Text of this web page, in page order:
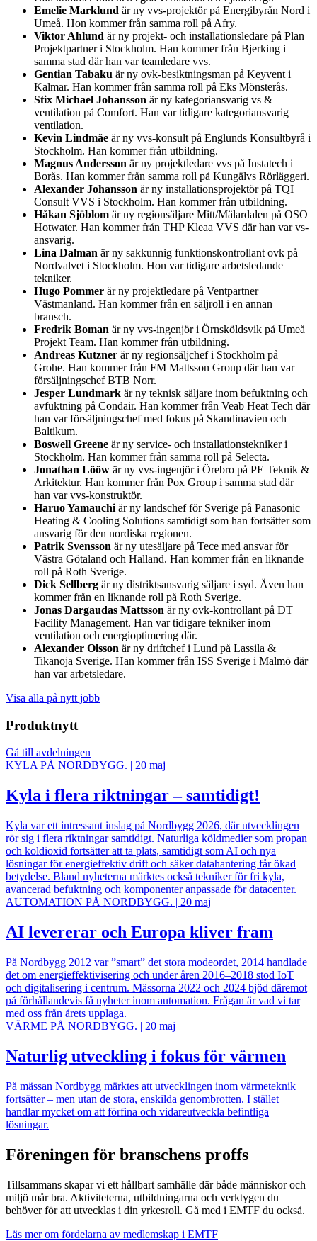
Emelie Marklund är ny vvs-projektör på Energibyrån Nord i
Umeå. Hon kommer från samma roll på Afry.
Viktor Ahlund är ny projekt- och installationsledare på Plan
Projektpartner i Stockholm. Han kommer från Bjerking i
samma stad där han var teamledare vvs.
Gentian Tabaku är ny ovk-besiktningsman på Keyvent i
Kalmar. Han kommer från samma roll på Eks Mönsterås.
Stix Michael Johansson är ny kategoriansvarig vs &
ventilation på Comfort. Han var tidigare kategoriansvarig
ventilation.
Kevin Lindmäe är ny vvs-konsult på Englunds Konsultbyrå i
Stockholm. Han kommer från utbildning.
Magnus Andersson är ny projektledare vvs på Instatech i
Borås. Han kommer från samma roll på Kungälvs Rörläggeri.
Alexander Johansson är ny installationsprojektör på TQI
Consult VVS i Stockholm. Han kommer från utbildning.
Håkan Sjöblom är ny regionsäljare Mitt/Mälardalen på OSO
Hotwater. Han kommer från THP Kleaa VVS där han var vs-
ansvarig.
Lina Dalman är ny sakkunnig funktionskontrollant ovk på
Nordvalvet i Stockholm. Hon var tidigare arbetsledande
tekniker.
Hugo Pommer är ny projektledare på Ventpartner
Västmanland. Han kommer från en säljroll i en annan
bransch.
Fredrik Boman är ny vvs-ingenjör i Örnsköldsvik på Umeå
Projekt Team. Han kommer från utbildning.
Andreas Kutzner är ny regionsäljchef i Stockholm på
Grohe. Han kommer från FM Mattsson Group där han var
försäljningschef BTB Norr.
Jesper Lundmark är ny teknisk säljare inom befuktning och
avfuktning på Condair. Han kommer från Veab Heat Tech där
han var försäljningschef med fokus på Skandinavien och
Baltikum.
Boswell Greene är ny service- och installationstekniker i
Stockholm. Han kommer från samma roll på Selecta.
Jonathan Lööw är ny vvs-ingenjör i Örebro på PE Teknik &
Arkitektur. Han kommer från Pox Group i samma stad där
han var vvs-konstruktör.
Haruo Yamauchi är ny landschef för Sverige på Panasonic
Heating & Cooling Solutions samtidigt som han fortsätter som
ansvarig för den nordiska regionen.
Patrik Svensson är ny utesäljare på Tece med ansvar för
Västra Götaland och Halland. Han kommer från en liknande
roll på Roth Sverige.
Dick Sellberg är ny distriktsansvarig säljare i syd. Även han
kommer från en liknande roll på Roth Sverige.
Jonas Dargaudas Mattsson är ny ovk-kontrollant på DT
Facility Management. Han var tidigare tekniker inom
ventilation och energioptimering där.
Alexander Olsson är ny driftchef i Lund på Lassila &
Tikanoja Sverige. Han kommer från ISS Sverige i Malmö där
han var arbetsledare.
Visa alla på nytt jobb
Produktnytt
Gå till avdelningen
KYLA PÅ NORDBYGG. | 20 maj
Kyla i flera riktningar – samtidigt!
Kyla var ett intressant inslag på Nordbygg 2026, där utvecklingen
rör sig i flera riktningar samtidigt. Naturliga köldmedier som propan
och koldioxid fortsätter att ta plats, samtidigt som AI och nya
lösningar för energieffektiv drift och säker datahantering får ökad
betydelse. Bland nyheterna märktes också tekniker för fri kyla,
avancerad befuktning och komponenter anpassade för datacenter.
AUTOMATION PÅ NORDBYGG. | 20 maj
AI levererar och Europa kliver fram
På Nordbygg 2012 var ”smart” det stora modeordet, 2014 handlade
det om energieffektivisering och under åren 2016–2018 stod IoT
och digitalisering i centrum. Mässorna 2022 och 2024 bjöd däremot
på förhållandevis få nyheter inom automation. Frågan är vad vi tar
med oss från årets upplaga.
VÄRME PÅ NORDBYGG. | 20 maj
Naturlig utveckling i fokus för värmen
På mässan Nordbygg märktes att utvecklingen inom värmeteknik
fortsätter – men utan de stora, enskilda genombrotten. I stället
handlar mycket om att förfina och vidareutveckla befintliga
lösningar.
Föreningen för branschens proffs
Tillsammans skapar vi ett hållbart samhälle där både människor och
miljö mår bra. Aktiviteterna, utbildningarna och verktygen du
behöver för att utvecklas i din yrkesroll. Gå med i EMTF du också.
Läs mer om fördelarna av medlemskap i EMTF